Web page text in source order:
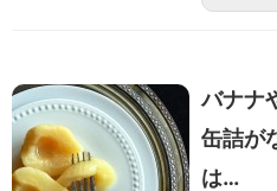
バナナ
缶詰が
は…